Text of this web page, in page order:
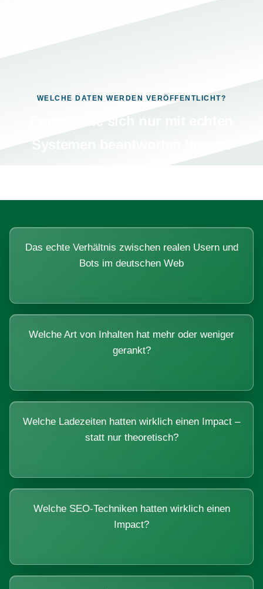
WELCHE DATEN WERDEN VERÖFFENTLICHT?
Das echte Verhältnis zwischen realen Usern und
Bots im deutschen Web
Welche Art von Inhalten hat mehr oder weniger
gerankt?
Welche Ladezeiten hatten wirklich einen Impact –
statt nur theoretisch?
Welche SEO-Techniken hatten wirklich einen
Impact?